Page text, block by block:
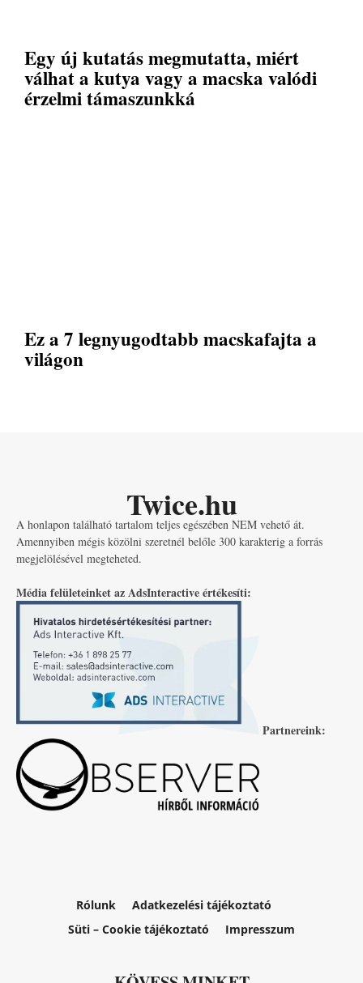
Egy új kutatás megmutatta, miért
válhat a kutya vagy a macska valódi
érzelmi támaszunkká
Ez a 7 legnyugodtabb macskafajta a
világon
Twice.hu
A honlapon található tartalom teljes egészében NEM vehető át.
Amennyiben mégis közölni szeretnél belőle 300 karakterig a forrás
megjelölésével megteheted.
Média felületeinket az AdsInteractive értékesíti:
Partnereink:
Rólunk
Adatkezelési tájékoztató
Süti – Cookie tájékoztató
Impresszum